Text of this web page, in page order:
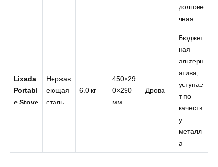
долгове
чная
Lixada
Portabl
e Stove
Нержав
еющая
сталь
6.0 кг
450×29
0×290
мм
Дрова
Бюджет
ная
альтерн
атива,
уступае
т по
качеств
у
металл
а